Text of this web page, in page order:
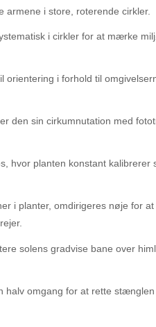
armene i store, roterende cirkler.
i cirkler for at mærke
i forhold til
den sin cirkumnutation med
hvor planten konstant kalibrerer
i planter, omdirigeres nøje for
solens gradvise bane over
halv omgang for at rette